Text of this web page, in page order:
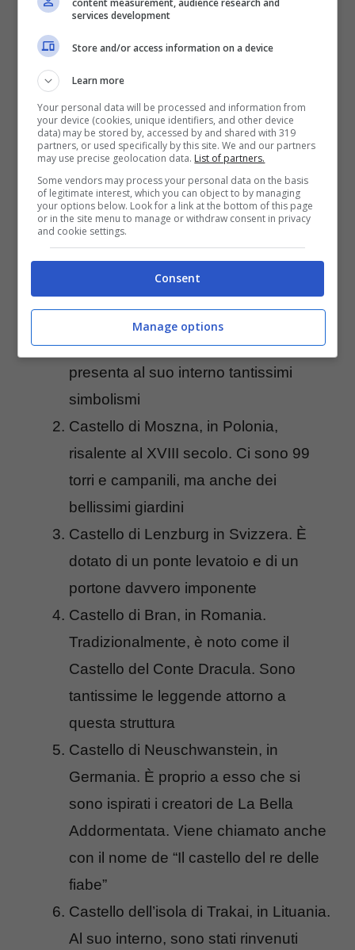
Ecco quali sono i castelli più belli in Europa.
Si consiglia di visitarli in inverno, quando
tutto è ancora più magico e speciale:
posizionato a poca distanza da
Budapest. È stato costruito nel 1912 e
presenta al suo interno tantissimi
simbolismi
Castello di Moszna, in Polonia,
risalente al XVIII secolo. Ci sono 99
torri e campanili, ma anche dei
bellissimi giardini
Castello di Lenzburg in Svizzera. È
dotato di un ponte levatoio e di un
portone davvero imponente
Castello di Bran, in Romania.
Tradizionalmente, è noto come il
Castello del Conte Dracula. Sono
tantissime le leggende attorno a
questa struttura
Castello di Neuschwanstein, in
Germania. È proprio a esso che si
sono ispirati i creatori de La Bella
Addormentata. Viene chiamato anche
con il nome de “Il castello del re delle
fiabe”
Castello dell’isola di Trakai, in Lituania.
Al suo interno, sono stati rinvenuti
content measurement, audience research and
services development
Store and/or access information on a device
Learn more
Your personal data will be processed and information from
your device (cookies, unique identifiers, and other device
data) may be stored by, accessed by and shared with 319
partners, or used specifically by this site. We and our partners
may use precise geolocation data. List of partners.
Some vendors may process your personal data on the basis
of legitimate interest, which you can object to by managing
your options below. Look for a link at the bottom of this page
or in the site menu to manage or withdraw consent in privacy
and cookie settings.
Consent
Manage options